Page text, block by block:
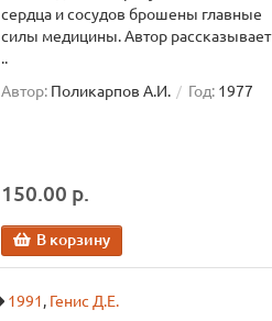
сердца и сосудов брошены главные
силы медицины. Автор рассказывает
..
Автор: Поликарпов А.И. Год: 1977
150.00 р.
В корзину
1991, Генис Д.Е.